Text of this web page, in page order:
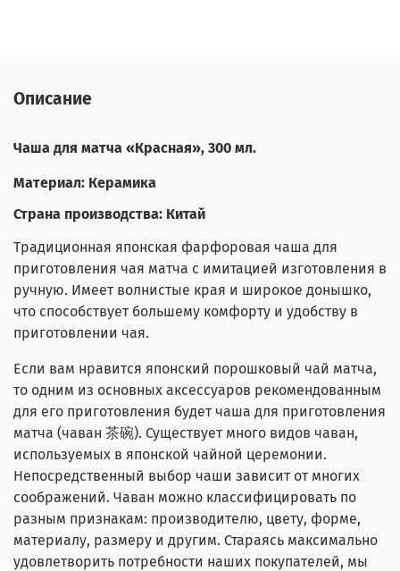
Описание
Чаша для матча «Красная», 300 мл.
Материал: Керамика
Страна производства: Китай
Традиционная японская фарфоровая чаша для
приготовления чая матча с имитацией изготовления в
ручную. Имеет волнистые края и широкое донышко,
что способствует большему комфорту и удобству в
приготовлении чая.
Если вам нравится японский порошковый чай матча,
то одним из основных аксессуаров рекомендованным
для его приготовления будет чаша для приготовления
матча (чаван 茶碗). Существует много видов чаван,
используемых в японской чайной церемонии.
Непосредственный выбор чаши зависит от многих
соображений. Чаван можно классифицировать по
разным признакам: производителю, цвету, форме,
материалу, размеру и другим. Стараясь максимально
удовлетворить потребности наших покупателей, мы